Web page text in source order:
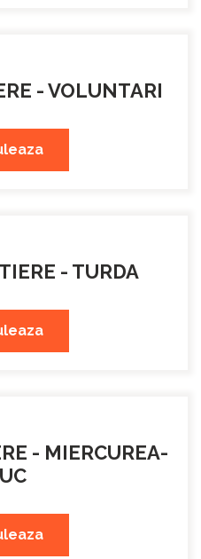
- VOLUNTARI
- TURDA
- MIERCUREA-